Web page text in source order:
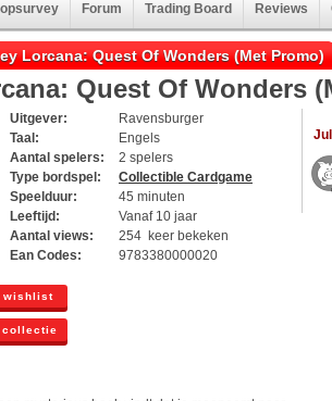
Forum Trading Board Reviews
Lorcana: Quest Of Wonders (Met Promo)
Quest Of Wonders
Uitgever:
Ravensburger
Taal:
Engels
Aantal spelers:
2 spelers
Type bordspel:
Collectible Cardgame
Speelduur:
45 minuten
Leeftijd:
Vanaf 10 jaar
Aantal views:
254 keer bekeken
Ean Codes:
9783380000020
wishlist
collectie